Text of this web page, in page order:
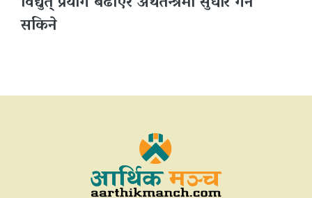
सकिने